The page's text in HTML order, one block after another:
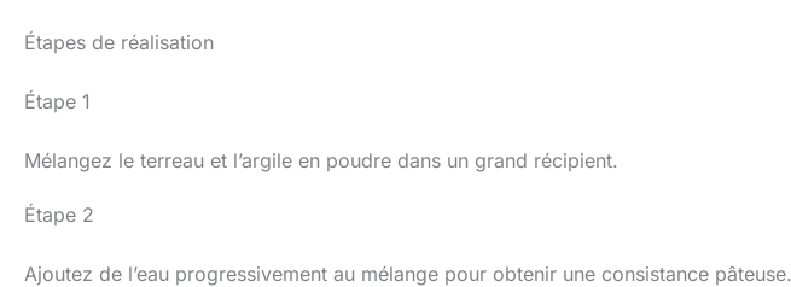
Étapes de réalisation
Étape 1
Mélangez le terreau et l’argile en poudre dans un grand récipient.
Étape 2
Ajoutez de l’eau progressivement au mélange pour obtenir une consistance pâteuse.